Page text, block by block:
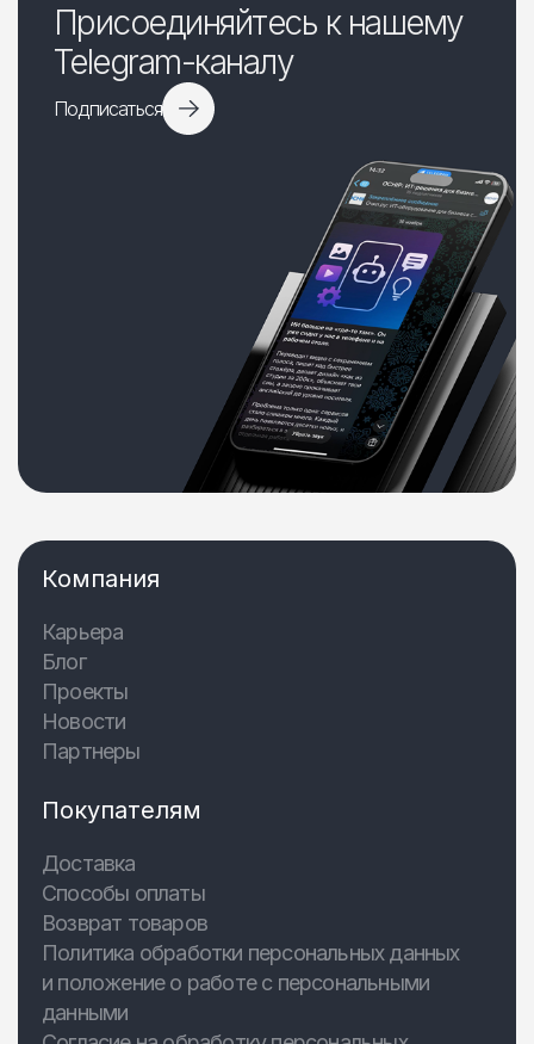
Присоединяйтесь к нашему
Telegram-каналу
Подписаться
Компания
Карьера
Блог
Проекты
Новости
Партнеры
Покупателям
Доставка
Способы оплаты
Возврат товаров
Политика обработки персональных данных
и положение о работе с персональными
данными